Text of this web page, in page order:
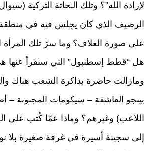
الرصيف الذي كان يجلس فيه في منطقة
على صورة الغلاف؟ وما سرّ تلك المرأة
هل “قطط إسطنبول” التي سنقرأ عنها
ومازالت حاضرة بذاكرة الشعب هناك
بينجو العاشقة – سيكومات المجنونة –
اللاعب) وغيرهم؟ وماذا عمّا كُتب على
إلى سجينة أسيرة في غرفة صغيرة بلا